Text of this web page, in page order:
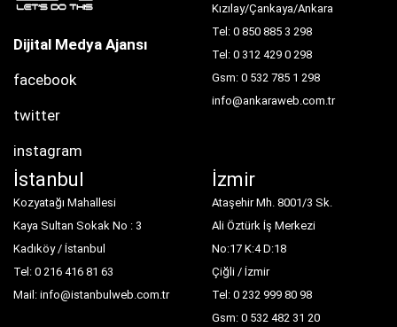
Dijital Medya Ajansı
facebook
twitter
instagram
Kızılay/Çankaya/Ankara
Tel: 0 850 885 3 298
Tel: 0 312 429 0 298
Gsm: 0 532 785 1 298
info@ankaraweb.com.tr
İstanbul
Kozyatağı Mahallesi
Kaya Sultan Sokak No : 3
Kadıköy / İstanbul
Tel: 0 216 416 81 63
Mail: info@istanbulweb.com.tr
İzmir
Ataşehir Mh. 8001/3 Sk.
Ali Öztürk İş Merkezi
No:17 K:4 D:18
Çiğli / İzmir
Tel: 0 232 999 80 98
Gsm: 0 532 482 31 20